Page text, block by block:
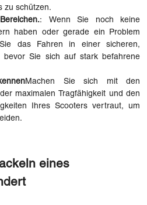
zu schützen.
: Wenn Sie noch keine
haben oder gerade ein Problem
das Fahren in einer sicheren,
bevor Sie sich auf stark befahrene
Machen Sie sich mit den
maximalen Tragfähigkeit und den
Ihres Scooters vertraut, um
eines